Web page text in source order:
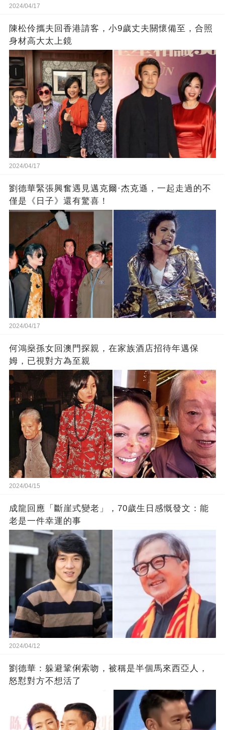
2024/04/17
陳松伶攜夫回香港請客，小9歲丈夫關懷備至，合照
身材高大太上鏡
2024/04/17
劉德華緊張興奮遇見邁克爾·杰克遜，一起走過的不
僅是《日子》還有驚喜！
2024/04/17
何鴻燊孫女回澳門探親，在家族酒店招待年邁保
姆，已視對方為至親
2024/04/15
成龍回應「斷崖式變老」，70歲生日感慨發文：能
老是一件幸運的事
2024/04/12
劉德華：躲避鞏俐索吻，被稱是半個馬來西亞人，
怒懟對方不想活了